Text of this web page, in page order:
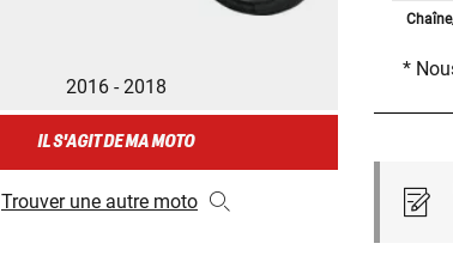
2016 - 2018
IL S'AGIT DE MA MOTO
Trouver une autre moto
*